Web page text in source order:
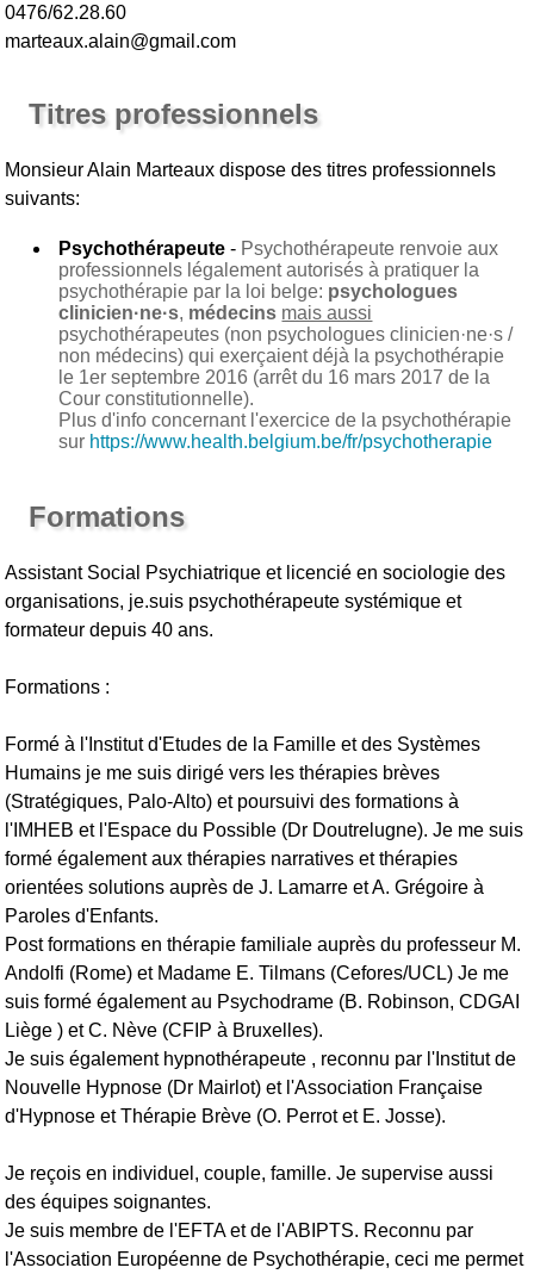
0476/62.28.60
marteaux.alain@gmail.com
Titres professionnels
Monsieur Alain Marteaux dispose des titres professionnels
suivants:
Psychothérapeute - Psychothérapeute renvoie aux
professionnels légalement autorisés à pratiquer la
psychothérapie par la loi belge: psychologues
clinicien·ne·s, médecins mais aussi
psychothérapeutes (non psychologues clinicien·ne·s /
non médecins) qui exerçaient déjà la psychothérapie
le 1er septembre 2016 (arrêt du 16 mars 2017 de la
Cour constitutionnelle).
Plus d'info concernant l'exercice de la psychothérapie
sur https://www.health.belgium.be/fr/psychotherapie
Formations
Assistant Social Psychiatrique et licencié en sociologie des
organisations, je.suis psychothérapeute systémique et
formateur depuis 40 ans.
Formations :
Formé à l'Institut d'Etudes de la Famille et des Systèmes
Humains je me suis dirigé vers les thérapies brèves
(Stratégiques, Palo-Alto) et poursuivi des formations à
l'IMHEB et l'Espace du Possible (Dr Doutrelugne). Je me suis
formé également aux thérapies narratives et thérapies
orientées solutions auprès de J. Lamarre et A. Grégoire à
Paroles d'Enfants.
Post formations en thérapie familiale auprès du professeur M.
Andolfi (Rome) et Madame E. Tilmans (Cefores/UCL) Je me
suis formé également au Psychodrame (B. Robinson, CDGAI
Liège ) et C. Nève (CFIP à Bruxelles).
Je suis également hypnothérapeute , reconnu par l'Institut de
Nouvelle Hypnose (Dr Mairlot) et l'Association Française
d'Hypnose et Thérapie Brève (O. Perrot et E. Josse).
Je reçois en individuel, couple, famille. Je supervise aussi
des équipes soignantes.
Je suis membre de l'EFTA et de l'ABIPTS. Reconnu par
l'Association Européenne de Psychothérapie, ceci me permet